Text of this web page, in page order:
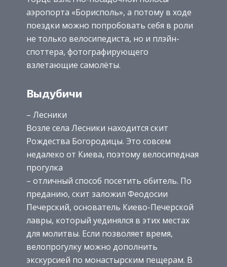
аэропорта «Борисполь», а потому в ходе
поездки можно попробовать себя в роли
не только велосипедиста, но и плэйн-
споттера, фотографирующего
взлетающие самолёты.
Выдубичи
– Лесники
Возле села Лесники находится скит
Рождества Богородицы. Это совсем
недалеко от Киева, поэтому велосипедная
прогулка
– отличный способ посетить обитель. По
преданию, скит заложил Феодосии
Печерский, основатель Киево-Печерской
лавры, который уединялся в этих местах
для молитвы. Если позволяет время,
велопрогулку можно дополнить
экскурсией по монастырским пещерам. В